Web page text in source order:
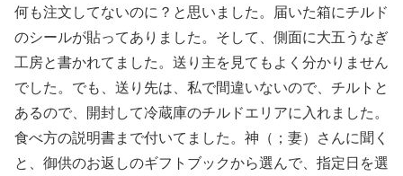
何も注文してないのに？と思いました。届いた箱にチルド
のシールが貼ってありました。そして、側面に大五うなぎ
工房と書かれてました。送り主を見てもよく分かりません
でした。でも、送り先は、私で間違いないので、チルトと
あるので、開封して冷蔵庫のチルドエリアに入れました。
食べ方の説明書まで付いてました。神（；妻）さんに聞く
と、御供のお返しのギフトブックから選んで、指定日を選